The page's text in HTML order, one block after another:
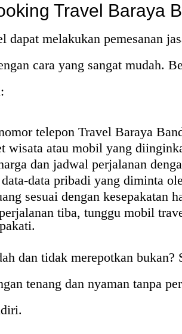
Travel Baraya
dapat melakukan pemesanan
cara yang sangat mudah.
telepon Travel Baraya
wisata atau mobil yang
dan jadwal perjalanan
data pribadi yang diminta
sesuai dengan kesepakatan
tiba, tunggu mobil
dan tidak merepotkan bukan?
tenang dan nyaman tanpa